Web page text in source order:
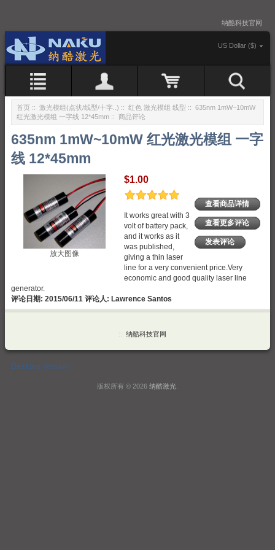
纳酷科技官网
US Dollar ($)
首页 :: 激光模组(点状/线型/十字..) :: 红色 激光模组 线型 :: 635nm 1mW~10mW
红光激光模组 一字线 12*45mm :: 商品评论
635nm 1mW~10mW 红光激光模组 一字
线 12*45mm
放大图像
查看商品详情
查看更多评论
发表评论
$1.00
It works great with 3
volt of battery pack,
and it works as it
was published,
giving a thin laser
line for a very convenient price.Very
economic and good quality laser line
generator.
评论日期: 2015/06/11 评论人: Lawrence Santos
:: 纳酷科技官网
Desktop Version
版权所有 © 2026 纳酷激光